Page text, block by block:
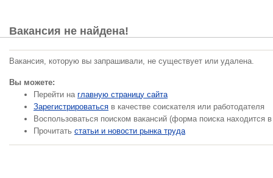
Вакансия не найдена!
Вакансия, которую вы запрашивали, не существует или удалена.
Вы можете:
Перейти на главную страницу сайта
Зарегистрироваться в качестве соискателя или работодателя
Воспользоваться поиском вакансий (форма поиска находится
Прочитать статьи и новости рынка труда